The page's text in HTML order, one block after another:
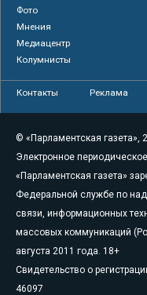
Фото
Мнения
Медиацентр
Колумнисты
Контакты Реклама
© «Парламентская газета»,
Электронное
«Парламентская газета»
Федеральной службе по
связи, информационных
массовых коммуникаций
августа 2011 года. 18+
Свидетельство о
46097